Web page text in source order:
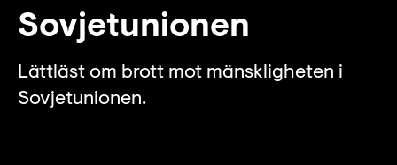
Sovjetunionen
Lättläst om brott mot mänskligheten i
Sovjetunionen.